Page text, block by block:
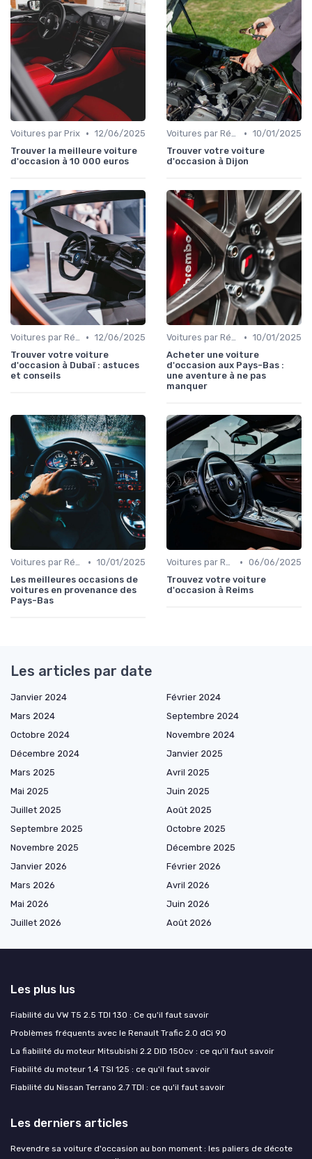
Voitures par Prix • 12/06/2025
Trouver la meilleure voiture
d'occasion à 10 000 euros
Voitures par Région • 10/01/2025
Trouver votre voiture
d'occasion à Dijon
Voitures par Région • 12/06/2025
Trouver votre voiture
d'occasion à Dubaï : astuces
et conseils
Voitures par Région • 10/01/2025
Acheter une voiture
d'occasion aux Pays-Bas :
une aventure à ne pas
manquer
Voitures par Région • 10/01/2025
Les meilleures occasions de
voitures en provenance des
Pays-Bas
Voitures par Région • 06/06/2025
Trouvez votre voiture
d'occasion à Reims
Les articles par date
Janvier 2024
Février 2024
Mars 2024
Septembre 2024
Octobre 2024
Novembre 2024
Décembre 2024
Janvier 2025
Mars 2025
Avril 2025
Mai 2025
Juin 2025
Juillet 2025
Août 2025
Septembre 2025
Octobre 2025
Novembre 2025
Décembre 2025
Janvier 2026
Février 2026
Mars 2026
Avril 2026
Mai 2026
Juin 2026
Juillet 2026
Août 2026
Les plus lus
Fiabilité du VW T5 2.5 TDI 130 : Ce qu'il faut savoir
Problèmes fréquents avec le Renault Trafic 2.0 dCi 90
La fiabilité du moteur Mitsubishi 2.2 DID 150cv : ce qu'il faut savoir
Fiabilité du moteur 1.4 TSI 125 : ce qu'il faut savoir
Fiabilité du Nissan Terrano 2.7 TDI : ce qu'il faut savoir
Les derniers articles
Revendre sa voiture d'occasion au bon moment : les paliers de décote